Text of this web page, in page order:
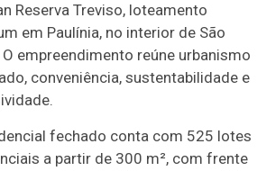
Reserva Treviso, loteamento
em Paulínia, no interior de São
O empreendimento reúne urbanismo
conveniência, sustentabilidade e
fechado conta com 525 lotes
a partir de 300 m², com frente